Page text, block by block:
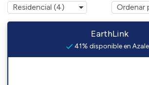
EarthLink
41% disponible en